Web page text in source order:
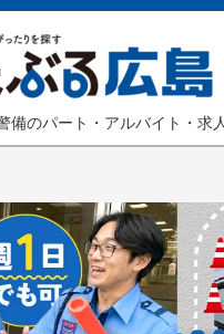
備のパート・アルバイト・求